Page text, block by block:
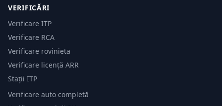
VERIFICĂRI
Verificare ITP
Verificare RCA
Verificare rovinieta
Verificare licență ARR
Stații ITP
Verificare auto completă